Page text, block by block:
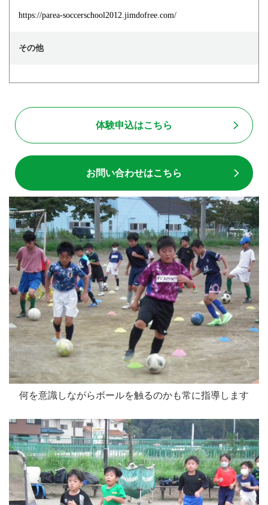
https://parea-soccerschool2012.jimdofree.com/
その他
体験申込はこちら
お問い合わせはこちら
何を意識しながらボールを触るのかも常に指導します